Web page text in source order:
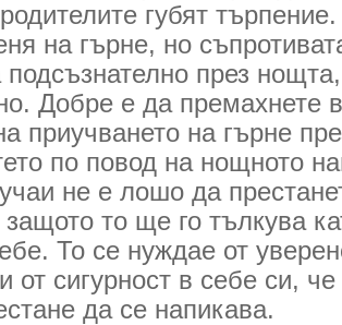
губят
на гърне, но
през
Добре е да премахнете
приучването на гърне
по повод на нощното
не е лошо да
то ще го тълкува
То се нуждае от
от сигурност в себе си,
да се напикава.